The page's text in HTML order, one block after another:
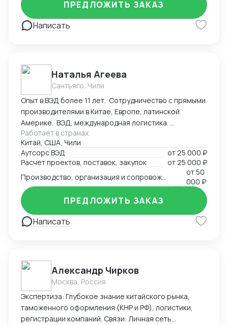
специфику сертификации и таможенной очистки
сложных грузов. Перечень услуг * Логистика и
импорт: Организация цепочек поставок любой
бухгалтерии по стандартам КНР. * Защита
интеллектуальной собственности (регистрация
торговых марок). * MICE-услуги: Организация
участия в выставках «под ключ» (от регистрации до
оформления стенда). Почему выбирают нас: *
Прямое присутствие: Работаем без посредников
внутри Китая. * Безопасность: Проверка
контрагентов и контроль качества на местах. *
Экономия времени: Берем на себя всю бюрократию
Написать
ПРЕДЛОЖИТЬ ЗАКАЗ
Наталья Агеева
Сантьяго, Чили
Опыт в ВЭД более 11 лет. Сотрудничество с прямыми
производителями в Китае, Европе, латинской
Америке. ВЭД, международная логистика.
Консалтинг. Закупки: оборудование, текстиль,
товары народного потребления. Собственная база
производств, логистика и платежи.
Работает в странах
Китай, США, Чили
Аутсорс ВЭД
от25 000 ₽
Расчет проектов, поставок, закупок
от25 000 ₽
от50
000 ₽
Написать
ПРЕДЛОЖИТЬ ЗАКАЗ
Александр Чирков
Москва, Россия
Экспертиза: Глубокое знание китайского рынка,
таможенного оформления (КНР и РФ), логистики,
регистрации компаний. Связи: Личная сеть